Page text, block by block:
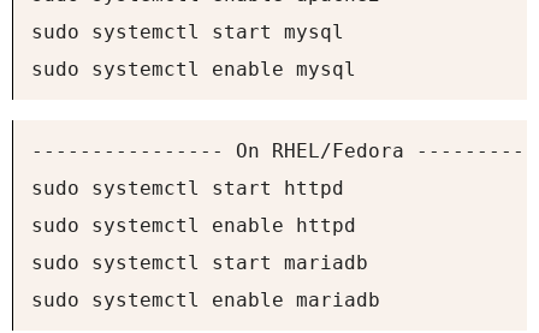
sudo systemctl start mysql
sudo systemctl enable mysql
---------------- On RHEL/Fedora
sudo systemctl start httpd
sudo systemctl enable httpd
sudo systemctl start mariadb
sudo systemctl enable mariadb